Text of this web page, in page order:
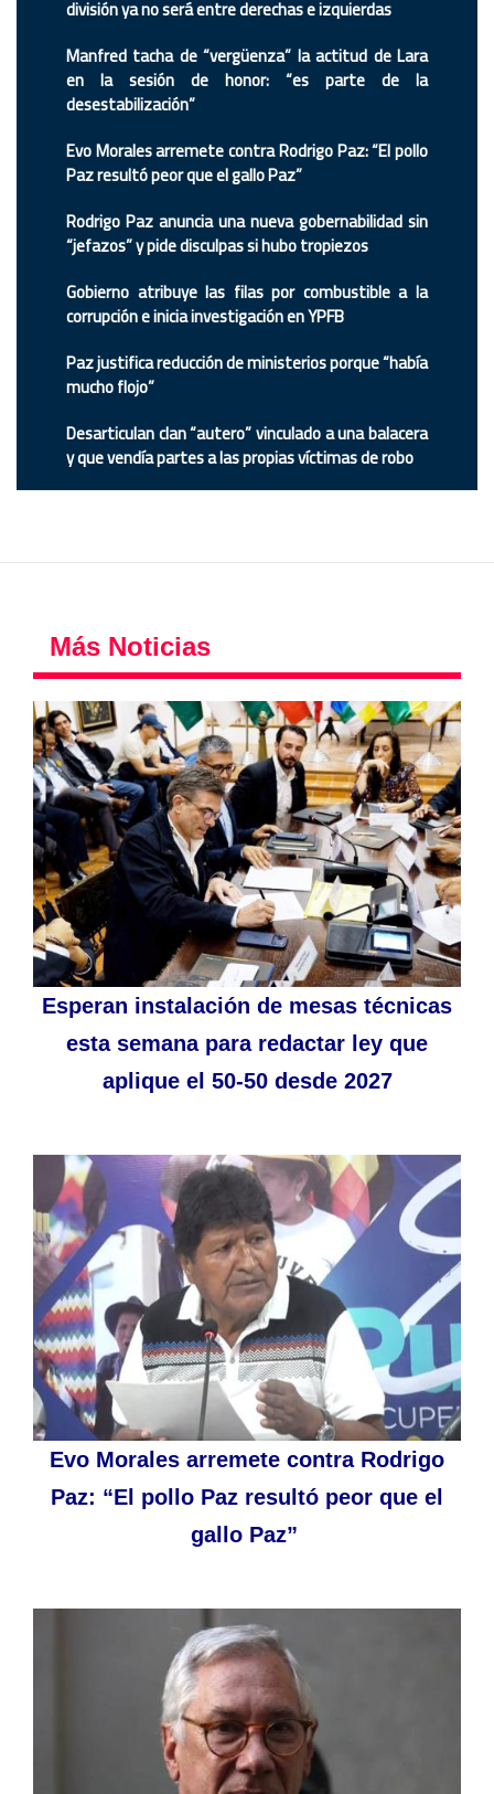
división ya no será entre derechas e izquierdas
Manfred tacha de “vergüenza” la actitud de Lara
en la sesión de honor: “es parte de la
desestabilización”
Evo Morales arremete contra Rodrigo Paz: “El pollo
Paz resultó peor que el gallo Paz”
Rodrigo Paz anuncia una nueva gobernabilidad sin
“jefazos” y pide disculpas si hubo tropiezos
Gobierno atribuye las filas por combustible a la
corrupción e inicia investigación en YPFB
Paz justifica reducción de ministerios porque “había
mucho flojo”
Desarticulan clan “autero” vinculado a una balacera
y que vendía partes a las propias víctimas de robo
Más Noticias
Esperan instalación de mesas técnicas
esta semana para redactar ley que
aplique el 50-50 desde 2027
Evo Morales arremete contra Rodrigo
Paz: “El pollo Paz resultó peor que el
gallo Paz”